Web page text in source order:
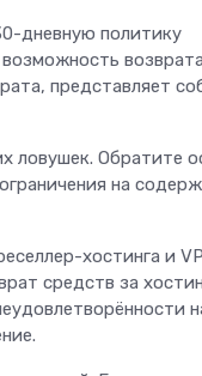
дневную политику
представляет
ловушек. Обратите
на
хостинга и
средств за